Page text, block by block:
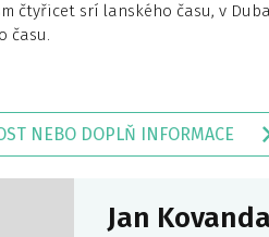
čtyřicet srí lanského času, v
času.
NEBO DOPLŇ INFORMACE
Jan Kovanda